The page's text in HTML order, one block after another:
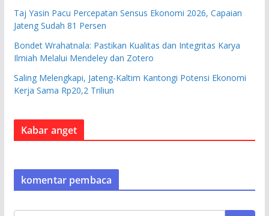
Taj Yasin Pacu Percepatan Sensus Ekonomi 2026, Capaian
Jateng Sudah 81 Persen
Bondet Wrahatnala: Pastikan Kualitas dan Integritas Karya
Ilmiah Melalui Mendeley dan Zotero
Saling Melengkapi, Jateng-Kaltim Kantongi Potensi Ekonomi
Kerja Sama Rp20,2 Triliun
Kabar anget
komentar pembaca